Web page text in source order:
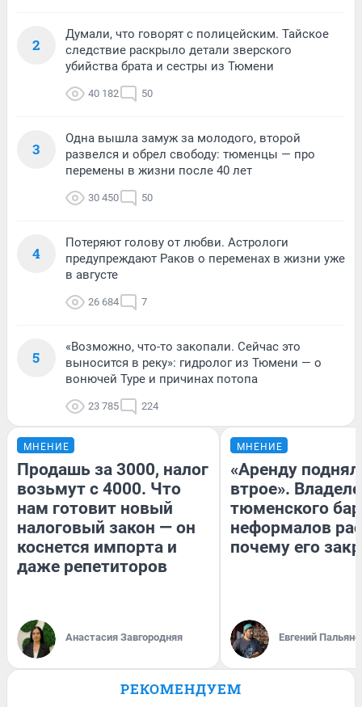
2
Думали, что говорят с полицейским. Тайское
следствие раскрыло детали зверского
убийства брата и сестры из Тюмени
40 182 50
3
Одна вышла замуж за молодого, второй
развелся и обрел свободу: тюменцы — про
перемены в жизни после 40 лет
30 450 50
4
Потеряют голову от любви. Астрологи
предупреждают Раков о переменах в жизни уже
в августе
26 684 7
5
«Возможно, что-то закопали. Сейчас это
выносится в реку»: гидролог из Тюмени — о
вонючей Туре и причинах потопа
23 785 224
МНЕНИЕ
Продашь за 3000, налог
возьмут с 4000. Что
нам готовит новый
налоговый закон — он
коснется импорта и
даже репетиторов
Анастасия Завгородняя
МНЕНИЕ
«Аренду
втрое».
тюменского
неформалов
почему его
Евгений
РЕКОМЕНДУЕМ